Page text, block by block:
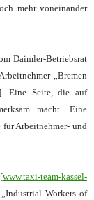
mehr voneinander
Daimler-Betriebsrat
„Bremen
Eine Seite, die auf
macht. Eine
für Arbeitnehmer- und
www.taxi-team-kassel-
Workers of